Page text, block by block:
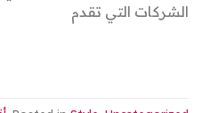
الشركات التي تقدم